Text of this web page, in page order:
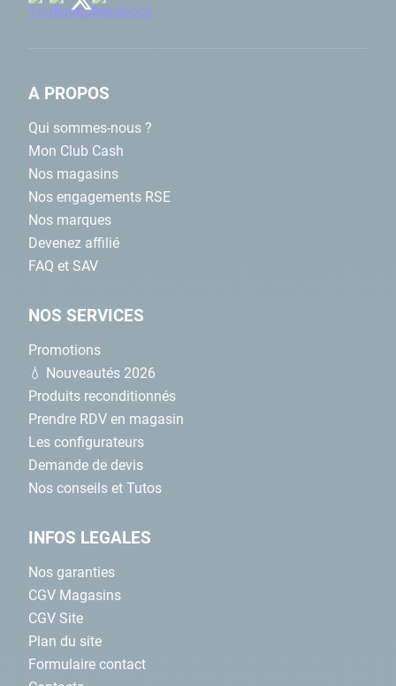
A PROPOS
Qui sommes-nous ?
Mon Club Cash
Nos magasins
Nos engagements RSE
Nos marques
Devenez affilié
FAQ et SAV
NOS SERVICES
Promotions
💧 Nouveautés 2026
Produits reconditionnés
Prendre RDV en magasin
Les configurateurs
Demande de devis
Nos conseils et Tutos
INFOS LEGALES
Nos garanties
CGV Magasins
CGV Site
Plan du site
Formulaire contact